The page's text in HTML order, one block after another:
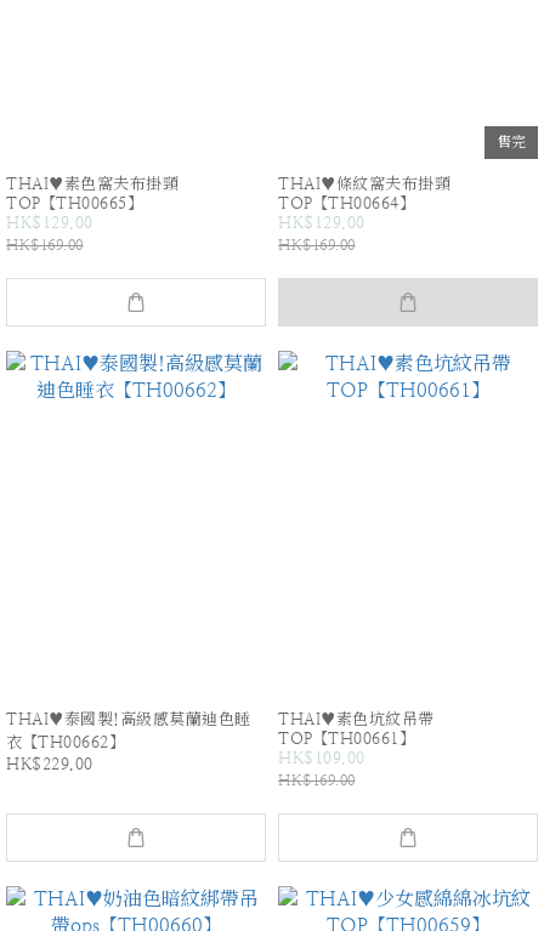
THAI♥素色窩夫布掛頸
TOP【TH00665】
HK$129.00
HK$169.00
售完
THAI♥條紋窩夫布掛頸
TOP【TH00664】
HK$129.00
HK$169.00
THAI♥泰國製!高級感莫蘭迪色睡
衣【TH00662】
HK$229.00
THAI♥素色坑紋吊帶
TOP【TH00661】
HK$109.00
HK$169.00